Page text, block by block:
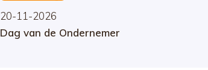
20-11-2026
Dag van de Ondernemer